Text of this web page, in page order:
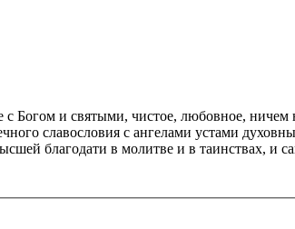
с Богом и святыми, чистое, любовное,
славословия с ангелами устами
благодати в молитве и в таинствах, и